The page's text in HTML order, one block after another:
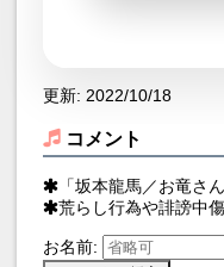
更新: 2022/10/18
コメント
「坂本龍馬／お竜さ
荒らし行為や誹謗中
お名前: